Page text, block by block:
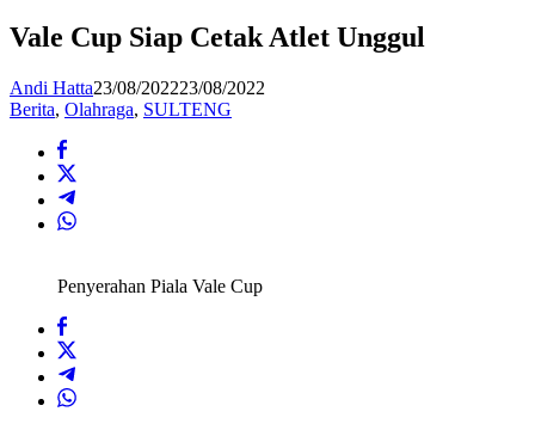
Siap
Cetak
Unggul
Vale Cup Siap Cetak Atlet Unggul
Andi Hatta23/08/202223/08/2022
Berita, Olahraga, SULTENG
Penyerahan Piala Vale Cup